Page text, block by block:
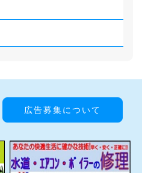
広告募集について